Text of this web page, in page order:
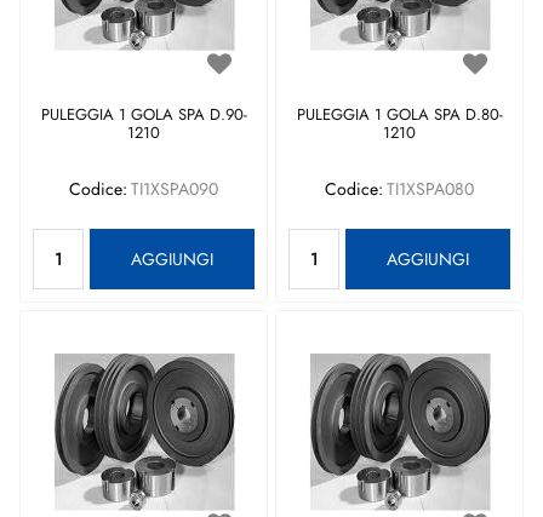
PULEGGIA 1 GOLA SPA D.90-
1210
Codice: TI1XSPA090
AGGIUNGI
PULEGGIA 1 GOLA SPA D.80-
1210
Codice: TI1XSPA080
AGGIUNGI